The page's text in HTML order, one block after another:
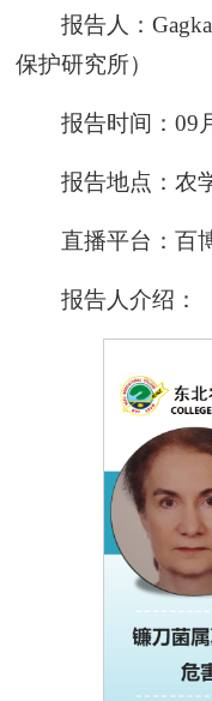
报告人：
保护研究所）
报告时间：09
报告地点：农
直播平台：百
报告人介绍：